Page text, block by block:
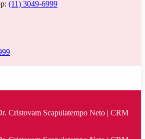
(11) 3049-6999
Cristovam Scapulatempo Neto | CRM